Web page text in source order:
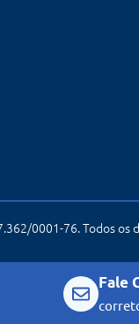
0001-76. Todos os
Fale